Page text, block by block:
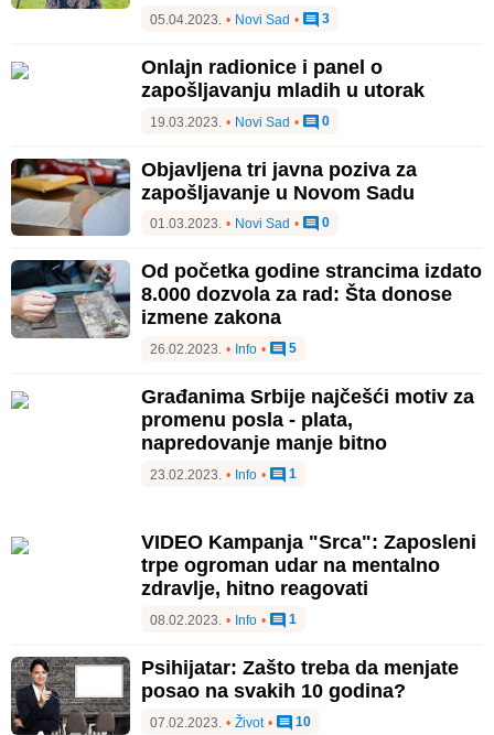
05.04.2023. • Novi Sad • 3
Onlajn radionice i panel o
zapošljavanju mladih u utorak
19.03.2023. • Novi Sad • 0
Objavljena tri javna poziva za
zapošljavanje u Novom Sadu
01.03.2023. • Novi Sad • 0
Od početka godine strancima izdato
8.000 dozvola za rad: Šta donose
izmene zakona
26.02.2023. • Info • 5
Građanima Srbije najčešći motiv za
promenu posla - plata,
napredovanje manje bitno
23.02.2023. • Info • 1
VIDEO Kampanja "Srca": Zaposleni
trpe ogroman udar na mentalno
zdravlje, hitno reagovati
08.02.2023. • Info • 1
Psihijatar: Zašto treba da menjate
posao na svakih 10 godina?
07.02.2023. • Život • 10